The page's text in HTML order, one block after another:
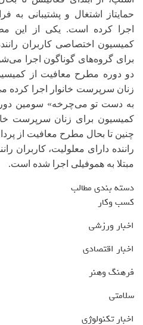
حمایتاز اشتغال و پشتیبانی به
اجرا کرده است. یکی از این
کمیسیون اختصاصی کاربران
برای گروه‌های گوناگون اجرا
دو دوره مطرح معافیت از
زنان سرپرست خانوار اجرا
به دست تو می‌چرخه» سومین
کمیسیون برای زنان سرپرست
چنین تا بحال مطرح معافیت از
راننده دارای معلولیت، کاربران
مبتلا به هموفیلی اجرا شده است.
دسته بندی مطالب
کسب وکار
اخبار ورزشی
اخبار اقتصادی
فرهنگ وهنر
سلامتی
اخبار تکنولوژی